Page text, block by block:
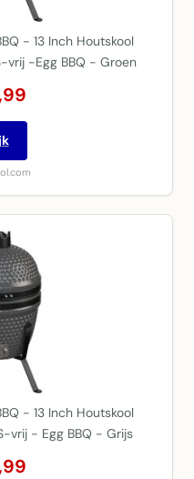
- 13 Inch Houtskool
vrij -Egg BBQ - Groen
- 13 Inch Houtskool
vrij - Egg BBQ - Grijs